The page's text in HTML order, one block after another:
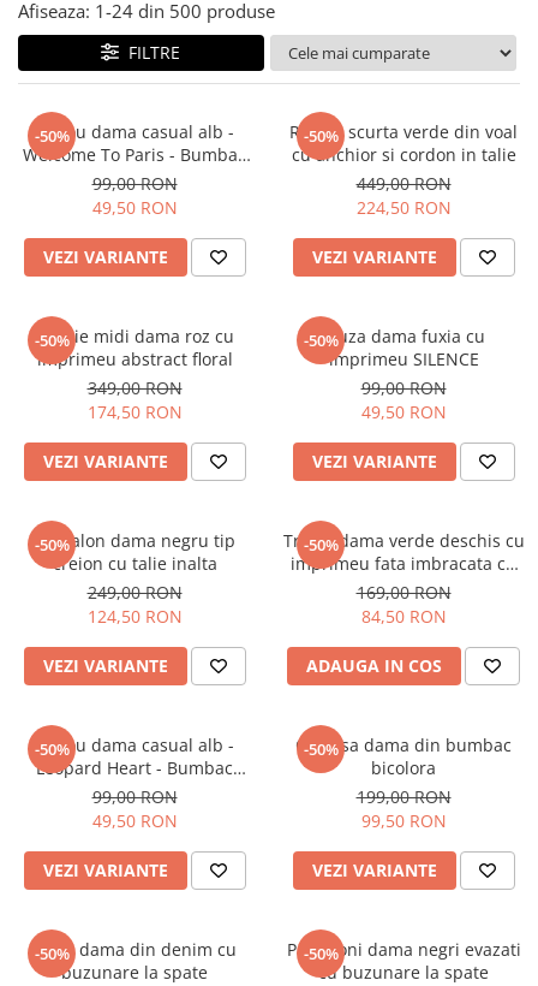
Tricouri si topuri
Rochii de eveniment
Afiseaza: 1-24 din 500 produse
FILTRE
-50%
Tricou dama casual alb -
Welcome To Paris - Bumbac
Organic
99,00 RON
49,50 RON
VEZI VARIANTE
-50%
Rochie scurta verde din voal
cu anchior si cordon in talie
449,00 RON
224,50 RON
VEZI VARIANTE
-50%
Rochie midi dama roz cu
imprimeu abstract floral
349,00 RON
174,50 RON
VEZI VARIANTE
-50%Bluza dama fuxia cu
imprimeu SILENCE
99,00 RON
49,50 RON
VEZI VARIANTE
-50%
Pantalon dama negru tip
creion cu talie inalta
249,00 RON
124,50 RON
VEZI VARIANTE
-50%
Tricou dama verde deschis cu
imprimeu fata imbracata cu
alb si inghetata in mana
169,00 RON
84,50 RON
ADAUGA IN COS
-50%
Tricou dama casual alb -
Leopard Heart - Bumbac
Organic
99,00 RON
49,50 RON
VEZI VARIANTE
-50%
Camasa dama din bumbac
bicolora
199,00 RON
99,50 RON
VEZI VARIANTE
-50%
Blugi dama din denim cu
buzunare la spate
-50%
Pantaloni dama negri evazati
cu buzunare la spate